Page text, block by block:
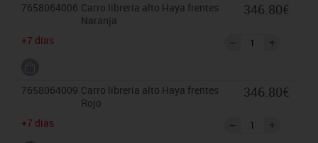
7658064006 Carro librería alto Haya frentes
Naranja
+7 días
346.80€
7658064009 Carro librería alto Haya frentes
Rojo
+7 días
346.80€